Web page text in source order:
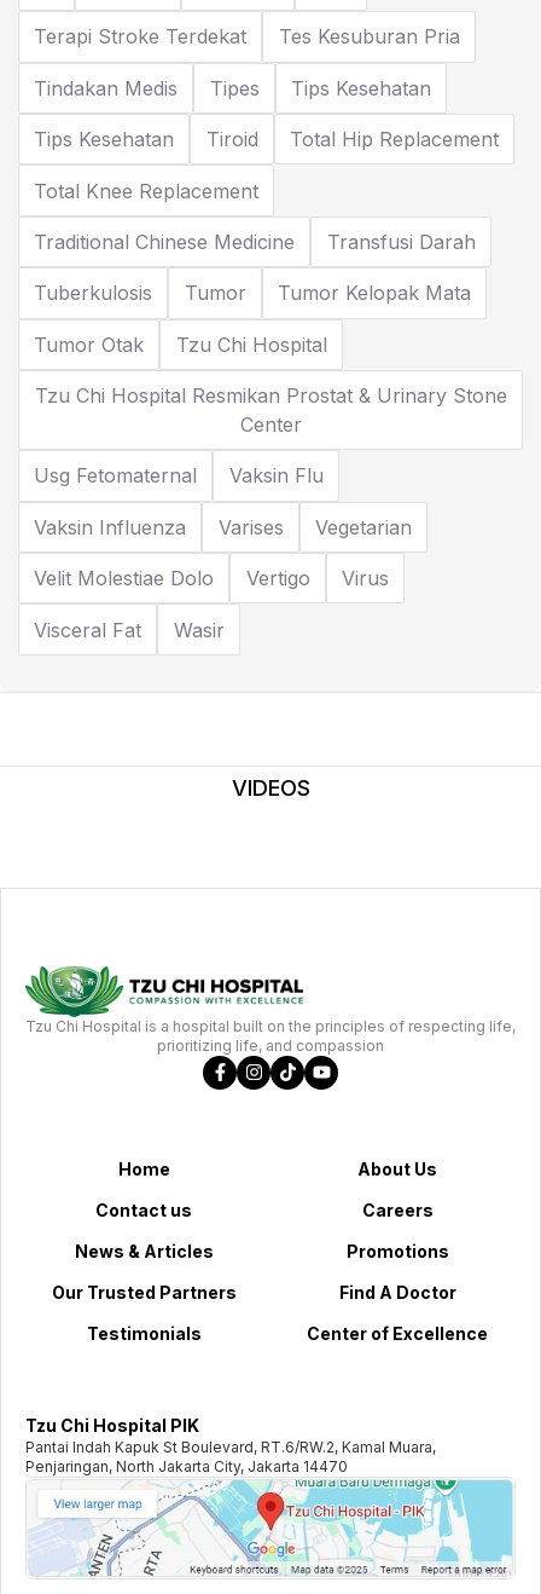
Terapi Stroke Terdekat Tes Kesuburan Pria
Tindakan Medis Tipes Tips Kesehatan
Tips Kesehatan Tiroid Total Hip Replacement
Total Knee Replacement
Traditional Chinese Medicine Transfusi Darah
Tuberkulosis Tumor Tumor Kelopak Mata
Tumor Otak Tzu Chi Hospital
Tzu Chi Hospital Resmikan Prostat & Urinary Stone
Center
Usg Fetomaternal Vaksin Flu
Vaksin Influenza Varises Vegetarian
Velit Molestiae Dolo Vertigo Virus
Visceral Fat Wasir
VIDEOS
Tzu Chi Hospital is a hospital built on the principles of respecting life,
prioritizing life, and compassion
Home
About Us
Contact us
Careers
News & Articles
Promotions
Our Trusted Partners
Find A Doctor
Testimonials
Center of Excellence
Tzu Chi Hospital PIK
Pantai Indah Kapuk St Boulevard, RT.6/RW.2, Kamal Muara,
Penjaringan, North Jakarta City, Jakarta 14470